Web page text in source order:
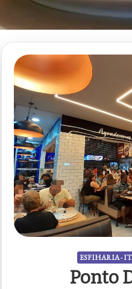
ESFIHARIA -
Ponto